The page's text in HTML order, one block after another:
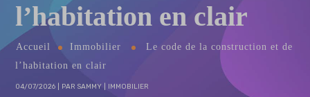
l’habitation en clair
Accueil Immobilier
Le code de la construction et de
l’habitation en clair
04/07/2026 PAR SAMMY IMMOBILIER